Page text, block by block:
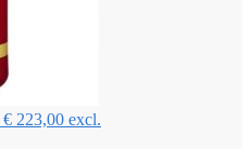
€ 223,00 excl.